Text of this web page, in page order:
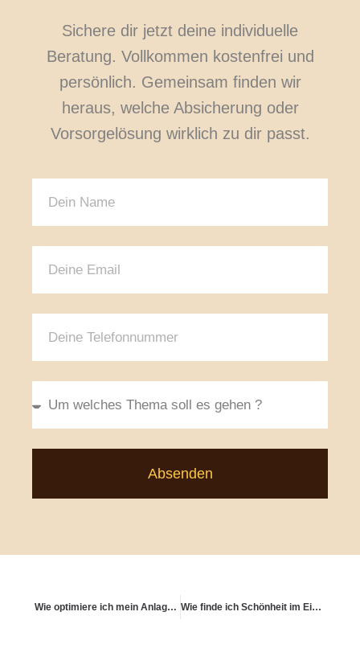
Sichere dir jetzt deine individuelle
Beratung. Vollkommen kostenfrei und
persönlich. Gemeinsam finden wir
heraus, welche Absicherung oder
Vorsorgelösung wirklich zu dir passt.
Absenden
Wie optimiere ich mein Anlageverhalten bei steigender Lebenserwartung? Wie finde ich Schönheit im Einfachen – auch finanziell?